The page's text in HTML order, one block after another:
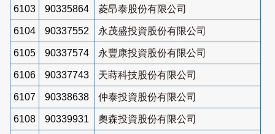
6103 90335864 菱昂泰股份有限公司
6104 90337552 永茂盛投資股份有限公司
6105 90337574 永豐康投資股份有限公司
6106 90337743 天蒔科技股份有限公司
6107 90338638 仲泰投資股份有限公司
6108 90339931 奧森投資股份有限公司